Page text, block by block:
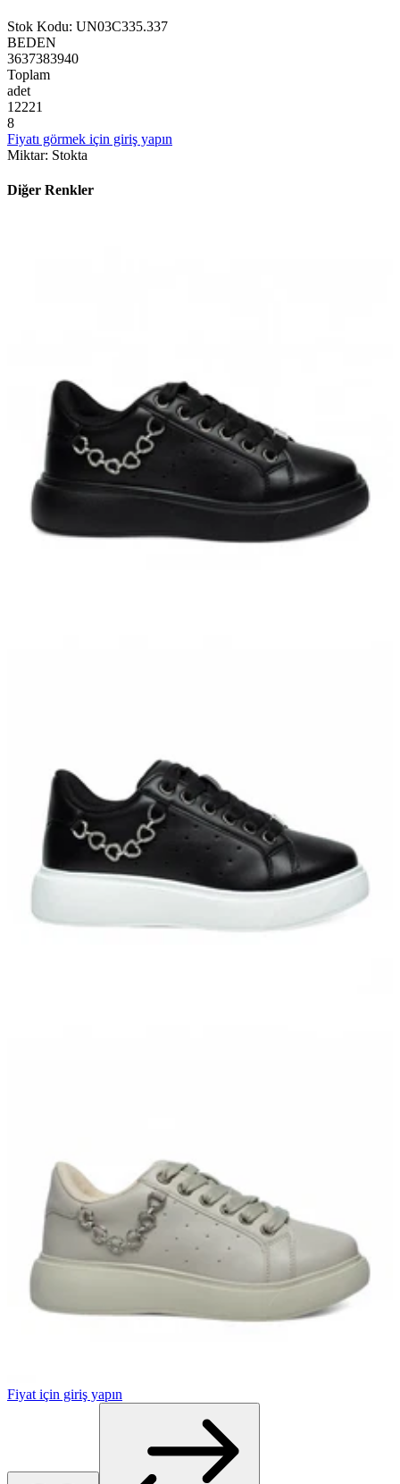
Stok Kodu: UN03C335.337
BEDEN
3637383940
Toplam
adet
1 2221
8
Fiyatı görmek için giriş yapın
Miktar: Stokta
Diğer Renkler
Fiyat için giriş yapın